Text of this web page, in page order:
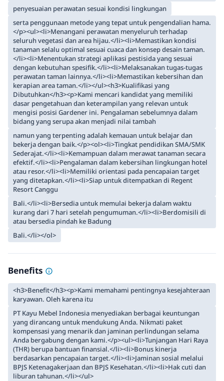
penyesuaian perawatan sesuai kondisi lingkungan
serta penggunaan metode yang tepat untuk pengendalian hama.
</p><ul><li>Menangani perawatan menyeluruh terhadap
seluruh vegetasi dan area hijau.</li><li>Memastikan kondisi
tanaman selalu optimal sesuai cuaca dan konsep desain taman.
</li><li>Menentukan strategi aplikasi pestisida yang sesuai
dengan kebutuhan spesifik.</li><li>Melaksanakan tugas-tugas
perawatan taman lainnya.</li><li>Memastikan kebersihan dan
kerapian area taman.</li></ul><h3>Kualifikasi yang
Dibutuhkan</h3><p>Kami mencari kandidat yang memiliki
dasar pengetahuan dan keterampilan yang relevan untuk
mengisi posisi Gardener ini. Pengalaman sebelumnya dalam
bidang yang serupa akan menjadi nilai tambah
namun yang terpenting adalah kemauan untuk belajar dan
bekerja dengan baik.</p><ol><li>Tingkat pendidikan SMA/SMK
Sederajat.</li><li>Kemampuan dalam merawat tanaman secara
efektif.</li><li>Pengalaman dalam kebersihan lingkungan hotel
atau resor.</li><li>Memiliki orientasi pada pencapaian target
yang ditetapkan.</li><li>Siap untuk ditempatkan di Regent
Resort Canggu
Bali.</li><li>Bersedia untuk memulai bekerja dalam waktu
kurang dari 7 hari setelah pengumuman.</li><li>Berdomisili di
atau bersedia pindah ke Badung
Bali.</li></ol>
Benefits
<h3>Benefit</h3><p>Kami memahami pentingnya kesejahteraan
karyawan. Oleh karena itu
PT Kayu Mebel Indonesia menyediakan berbagai keuntungan
yang dirancang untuk mendukung Anda. Nikmati paket
kompensasi yang menarik dan jaminan perlindungan selama
Anda bergabung dengan kami.</p><ul><li>Tunjangan Hari Raya
(THR) berupa bantuan finansial.</li><li>Bonus kinerja
berdasarkan pencapaian target.</li><li>Jaminan sosial melalui
BPJS Ketenagakerjaan dan BPJS Kesehatan.</li><li>Hak cuti dan
liburan tahunan.</li></ul>